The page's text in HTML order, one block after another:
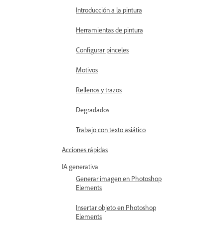
Introducción a la pintura
Herramientas de pintura
Configurar pinceles
Motivos
Rellenos y trazos
Degradados
Trabajo con texto asiático
Acciones rápidas
IA generativa
Generar imagen en Photoshop
Elements
Insertar objeto en Photoshop
Elements